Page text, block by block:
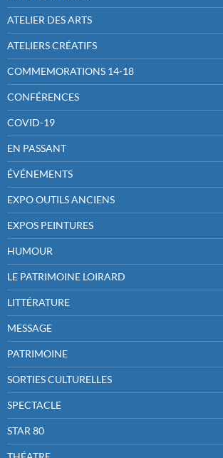
ATELIER DES ARTS
ATELIERS CRÉATIFS
COMMEMORATIONS 14-18
CONFÉRENCES
COVID-19
EN PASSANT
ÉVÉNEMENTS
EXPO OUTILS ANCIENS
EXPOS PEINTURES
HUMOUR
LE PATRIMOINE LOIRARD
LITTÉRATURE
MESSAGE
PATRIMOINE
SORTIES CULTURELLES
SPECTACLE
STAR 80